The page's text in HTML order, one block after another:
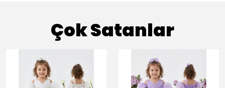
Çok Satanlar